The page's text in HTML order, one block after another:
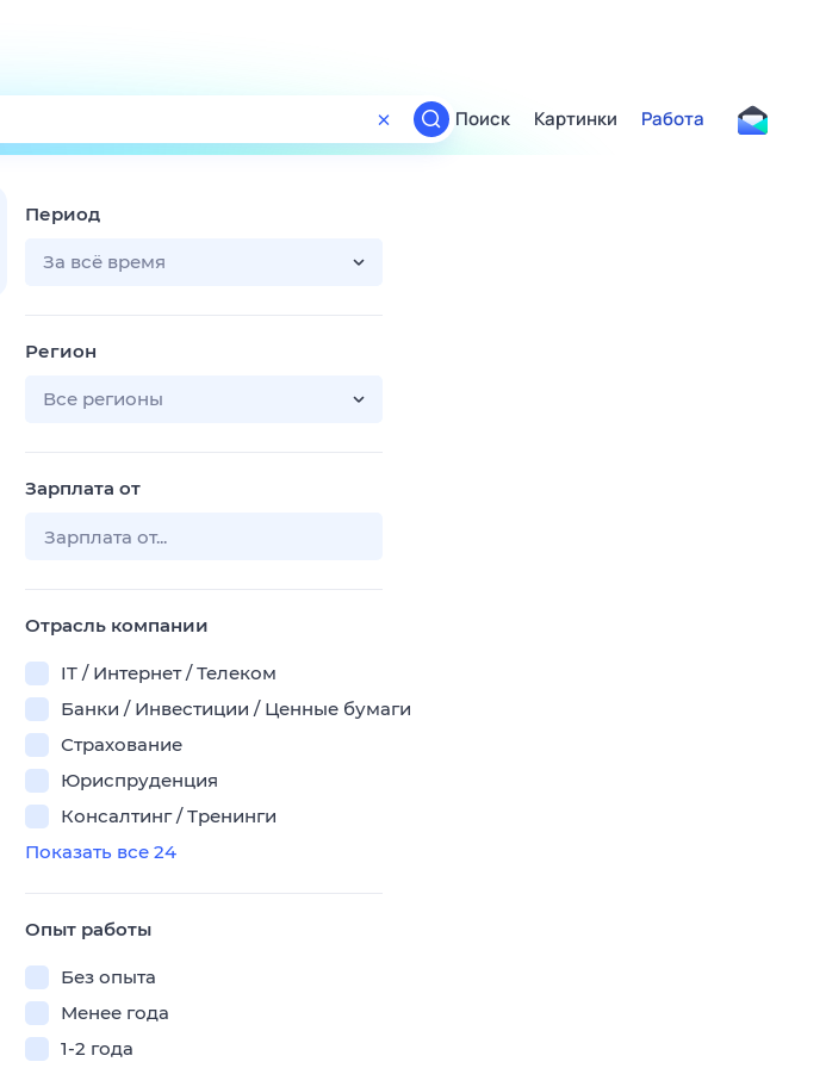
Поиск
ТВ-программа
Поиск Картинки Работа
Период
За всё время
Регион
Все регионы
Зарплата от
Отрасль компании
IT / Интернет / Телеком
Банки / Инвестиции / Ценные бумаги
Страхование
Юриспруденция
Консалтинг / Тренинги
Показать все 24
Опыт работы
Без опыта
Менее года
1-2 года